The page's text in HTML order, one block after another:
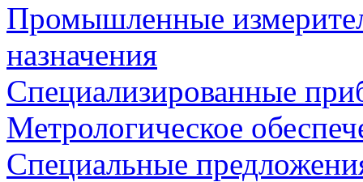
Промышленные
назначения
Специализированные
Метрологическое
Специальные